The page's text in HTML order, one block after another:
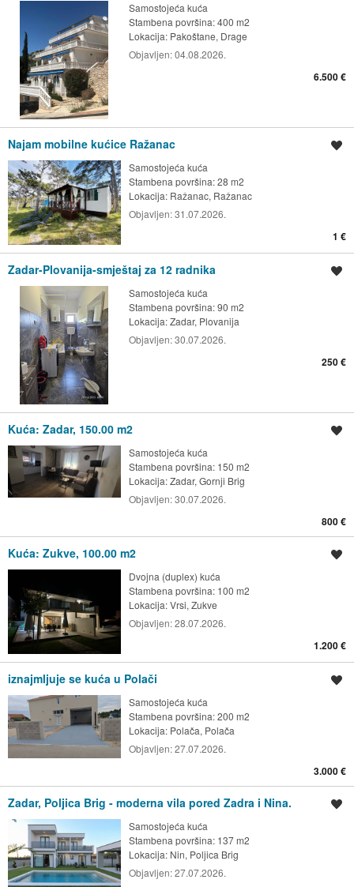
Samostojeća kuća
Stambena površina: 400 m2
Lokacija: Pakoštane, Drage
Objavljen:04.08.2026.
6.500 €
Najam mobilne kućice Ražanac
Samostojeća kuća
Stambena površina: 28 m2
Lokacija: Ražanac, Ražanac
Objavljen:31.07.2026.
1 €
Zadar-Plovanija-smještaj za 12 radnika
Samostojeća kuća
Stambena površina: 90 m2
Lokacija:Zadar, Plovanija
Objavljen:30.07.2026.
250 €
Kuća: Zadar, 150.00 m2
Samostojeća kuća
Stambena površina: 150 m2
Lokacija:Zadar, Gornji Brig
Objavljen:30.07.2026.
800 €
Kuća: Zukve, 100.00 m2
Dvojna (duplex) kuća
Stambena površina: 100 m2
Lokacija:Vrsi, Zukve
Objavljen:28.07.2026.
1.200 €
iznajmljuje se kuća u Polači
Samostojeća kuća
Stambena površina: 200 m2
Lokacija: Polača, Polača
Objavljen:27.07.2026.
3.000 €
Zadar, Poljica Brig - moderna vila pored Zadra i Nina.
Samostojeća kuća
Stambena površina: 137 m2
Lokacija: Nin, Poljica Brig
Objavljen:27.07.2026.